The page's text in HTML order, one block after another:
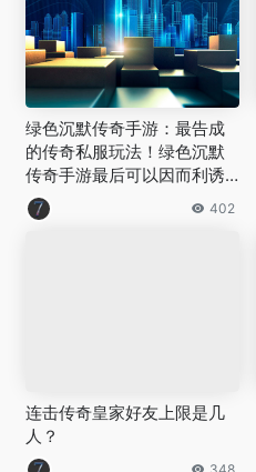
绿色沉默传奇手游：最告成
的传奇私服玩法！绿色沉默
传奇手游最后可以因而利诱
住游戏玩家呢？
402
连击传奇皇家好友上限是几
人？